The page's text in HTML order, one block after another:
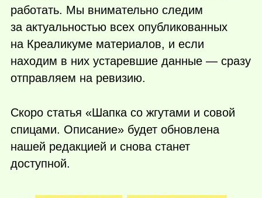
работать. Мы внимательно следим
за актуальностью всех опубликованных
на Креаликуме материалов, и если
находим в них устаревшие данные — сразу
отправляем на ревизию.
Скоро статья «Шапка со жгутами и совой
спицами. Описание» будет обновлена
нашей редакцией и снова станет
доступной.